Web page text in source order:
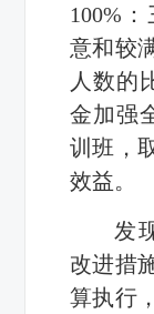
100%
意和较
人数的
金加强
训班，
效益。
发
改进措
算执行